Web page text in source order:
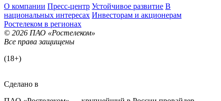
О компании Пресс-центр Устойчивое развитие В
национальных интересах Инвесторам и акционерам
Ростелеком в регионах
© 2026 ПАО «Ростелеком»
Все права защищены
(18+)
Сделано в